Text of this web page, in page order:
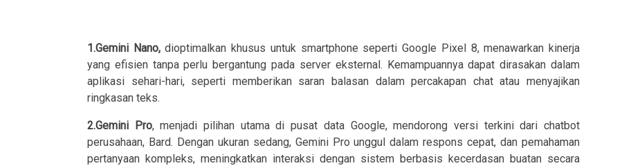
1.Gemini Nano,dioptimalkan khusus untuk smartphone seperti Google Pixel 8, menawarkan kinerja
yang efisien tanpa perlu bergantung pada server eksternal. Kemampuannya dapat dirasakan dalam
aplikasi sehari-hari, seperti memberikan saran balasan dalam percakapan chat atau menyajikan
ringkasan teks.
2.Gemini Pro, menjadi pilihan utama di pusat data Google, mendorong versi terkini dari chatbot
perusahaan, Bard. Dengan ukuran sedang, Gemini Pro unggul dalam respons cepat, dan pemahaman
pertanyaan kompleks, meningkatkan interaksi dengan sistem berbasis kecerdasan buatan secara